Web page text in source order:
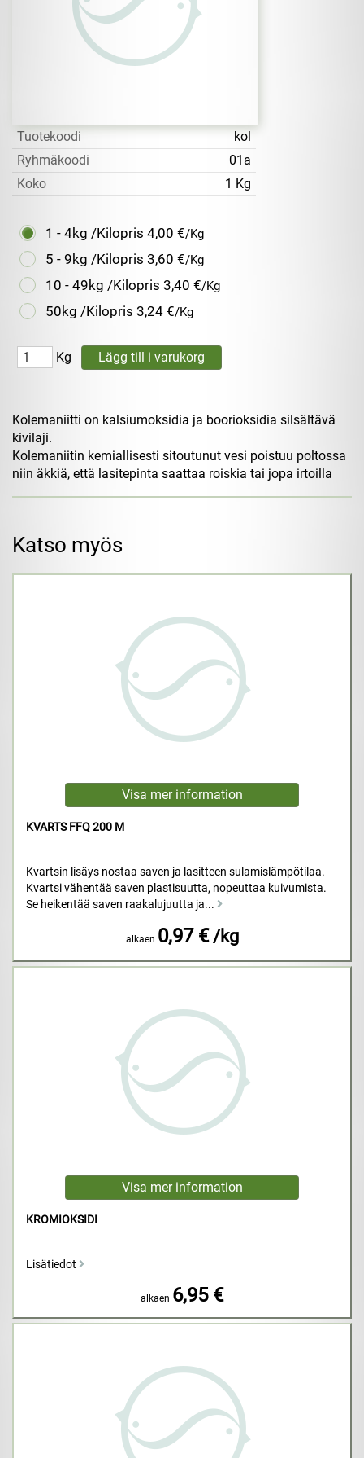
Tuotekoodi
kol
Ryhmäkoodi
01a
Koko
1 Kg
1 - 4kg /Kilopris 4,00 €/Kg
5 - 9kg /Kilopris 3,60 €/Kg
10 - 49kg /Kilopris 3,40 €/Kg
50kg /Kilopris 3,24 €/Kg
Kg
Kolemaniitti on kalsiumoksidia ja boorioksidia silsältävä
kivilaji.
Kolemaniitin kemiallisesti sitoutunut vesi poistuu poltossa
niin äkkiä, että lasitepinta saattaa roiskia tai jopa irtoilla
Katso myös
KVARTS FFQ 200 M
Kvartsin lisäys nostaa saven ja lasitteen sulamislämpötilaa.
Kvartsi vähentää saven plastisuutta, nopeuttaa kuivumista.
Se heikentää saven raakalujuutta ja...
alkaen 0,97 € /kg
KROMIOKSIDI
Lisätiedot
alkaen 6,95 €